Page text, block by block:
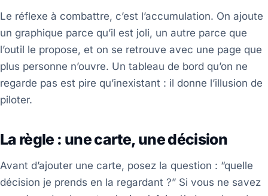
Le réflexe à combattre, c’est l’accumulation. On ajoute
un graphique parce qu’il est joli, un autre parce que
l’outil le propose, et on se retrouve avec une page que
plus personne n’ouvre. Un tableau de bord qu’on ne
regarde pas est pire qu’inexistant : il donne l’illusion de
piloter.
La règle : une carte, une décision
Avant d’ajouter une carte, posez la question : “quelle
décision je prends en la regardant ?” Si vous ne savez